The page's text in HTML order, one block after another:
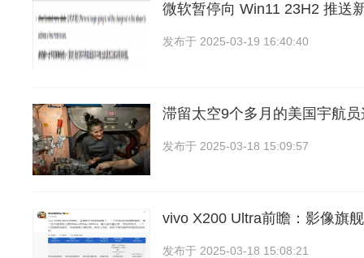
微软暂停向 Win11 23H2 推送
发布于 2025-03-19 16:40:40
滞留太空9个多月的美国宇航
发布于 2025-03-18 15:09:57
vivo X200 Ultra前瞻：影像旗
发布于 2025-03-18 15:08:21